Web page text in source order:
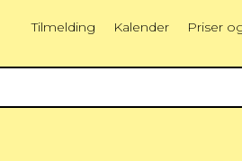
Tilmelding Kalender Priser